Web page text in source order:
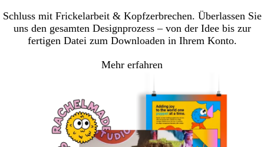
Schluss mit Frickelarbeit & Kopfzerbrechen. Überlassen Sie
uns den gesamten Designprozess – von der Idee bis zur
fertigen Datei zum Downloaden in Ihrem Konto.
Mehr erfahren